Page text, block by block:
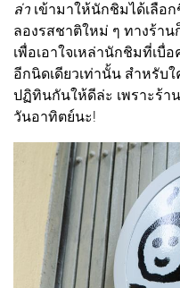
ล่า เข้ามาให้นักชิมได้เลือ
ลองรสชาติใหม่ ๆ ทางร้าน
เพื่อเอาใจเหล่านักชิมที่เบื่
อีกนิดเดียวเท่านั้น สำหรับ
ปฏิทินกันให้ดีล่ะ เพราะร้า
วันอาทิตย์นะ!